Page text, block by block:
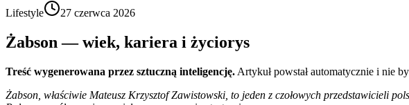
Lifestyle
27 czerwca 2026
Żabson — wiek, kariera i życiorys
Treść wygenerowana przez sztuczną inteligencję. Artykuł powstał automatycznie i nie
Żabson, właściwie Mateusz Krzysztof Zawistowski, to jeden z czołowych przedstawicieli